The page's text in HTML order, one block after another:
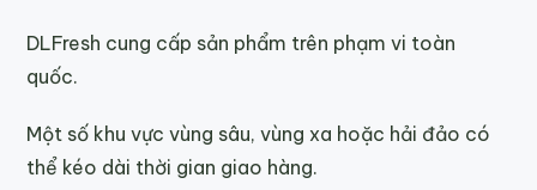
DLFresh cung cấp sản phẩm trên phạm vi toàn
quốc.
Một số khu vực vùng sâu, vùng xa hoặc hải đảo có
thể kéo dài thời gian giao hàng.